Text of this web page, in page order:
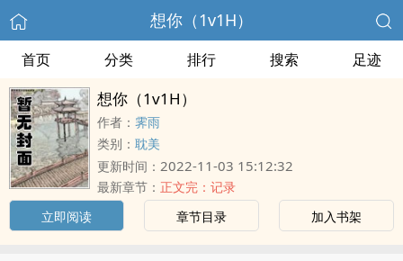
想你（1v1H）
首页 分类 排行 搜索 足迹
想你（1v1H）
作者： 霁雨
类别： 耽美
更新时间： 2022-11-03 15:12:32
最新章节： 正文完：记录
立即阅读
章节目录 加入书架